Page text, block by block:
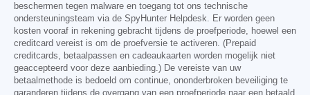
beschermen tegen malware en toegang tot ons technische
ondersteuningsteam via de SpyHunter Helpdesk. Er worden geen
kosten vooraf in rekening gebracht tijdens de proefperiode, hoewel een
creditcard vereist is om de proefversie te activeren. (Prepaid
creditcards, betaalpassen en cadeaukaarten worden mogelijk niet
geaccepteerd voor deze aanbieding.) De vereiste van uw
betaalmethode is bedoeld om continue, ononderbroken beveiliging te
garanderen tijdens de overgang van een proefperiode naar een betaald